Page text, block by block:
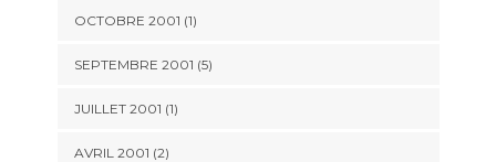
OCTOBRE 2001 (1)
SEPTEMBRE 2001 (5)
JUILLET 2001 (1)
AVRIL 2001 (2)